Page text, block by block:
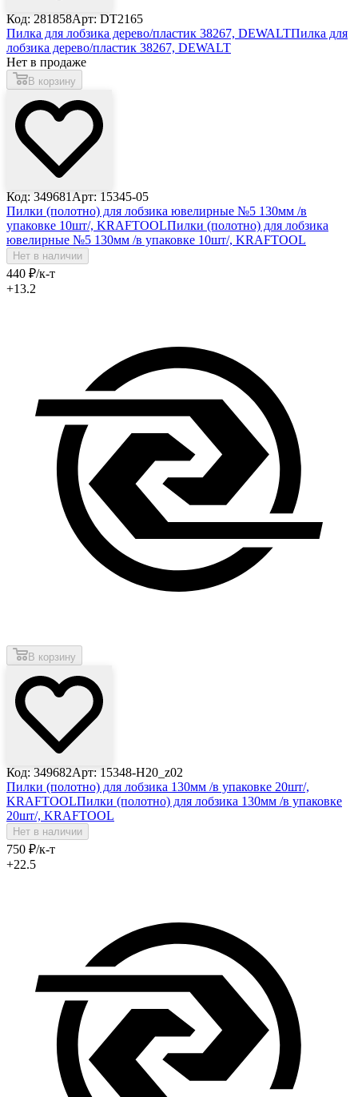
Код: 281858Арт: DT2165
Пилка для лобзика дерево/пластик 38267, DEWALTПилка для
лобзика дерево/пластик 38267, DEWALT
Нет в продаже
В корзину
Код: 349681 Арт: 15345-05
Пилки (полотно) для лобзика ювелирные №5 130мм /в
упаковке 10шт/, KRAFTOOLПилки (полотно) для лобзика
ювелирные №5 130мм /в упаковке 10шт/, KRAFTOOL
Нет в наличии
440 ₽/к-т
+13.2
В корзину
Код: 349682Арт: 15348-H20_z02
Пилки (полотно) для лобзика 130мм /в упаковке 20шт/,
KRAFTOOLПилки (полотно) для лобзика 130мм /в упаковке
20шт/, KRAFTOOL
Нет в наличии
750 ₽/к-т
+22.5